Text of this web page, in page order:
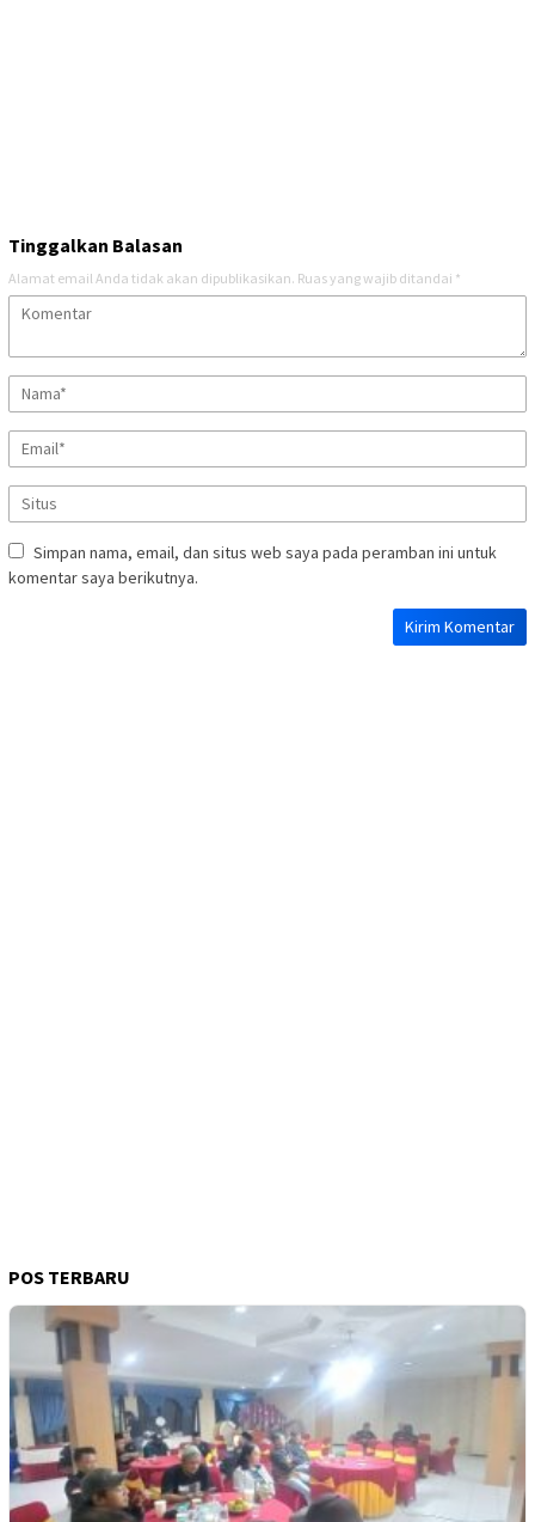
Tinggalkan Balasan
Alamat email Anda tidak akan dipublikasikan. Ruas yang wajib ditandai *
Simpan nama, email, dan situs web saya pada peramban ini untuk
komentar saya berikutnya.
POS TERBARU